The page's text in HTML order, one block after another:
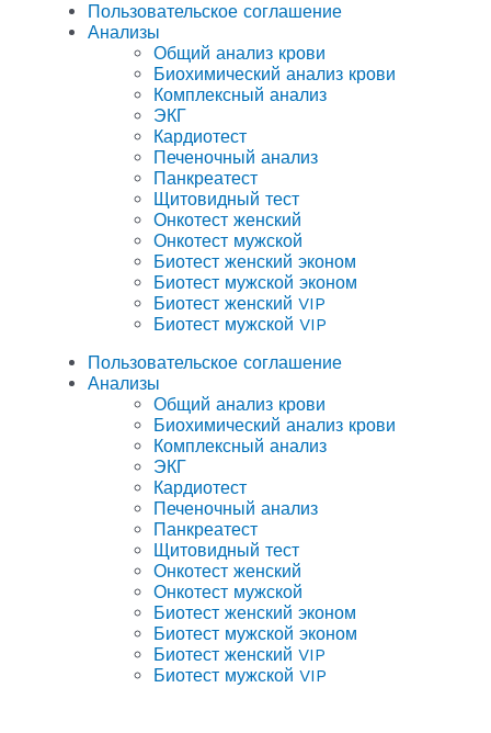
Пользовательское соглашение
Анализы
Общий анализ крови
Биохимический анализ крови
Комплексный анализ
ЭКГ
Кардиотест
Печеночный анализ
Панкреатест
Щитовидный тест
Онкотест женский
Онкотест мужской
Биотест женский эконом
Биотест мужской эконом
Биотест женский VIP
Биотест мужской VIP
Пользовательское соглашение
Анализы
Общий анализ крови
Биохимический анализ крови
Комплексный анализ
ЭКГ
Кардиотест
Печеночный анализ
Панкреатест
Щитовидный тест
Онкотест женский
Онкотест мужской
Биотест женский эконом
Биотест мужской эконом
Биотест женский VIP
Биотест мужской VIP